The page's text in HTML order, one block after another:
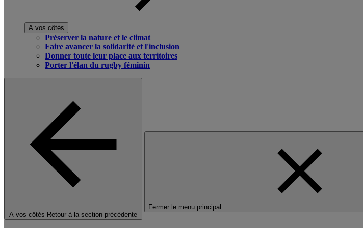
A vos côtés
Préserver la nature et le climat
Faire avancer la solidarité et l'inclusion
Donner toute leur place aux territoires
Porter l'élan du rugby féminin
A vos côtés Retour à la section précédente
Fermer le menu principal